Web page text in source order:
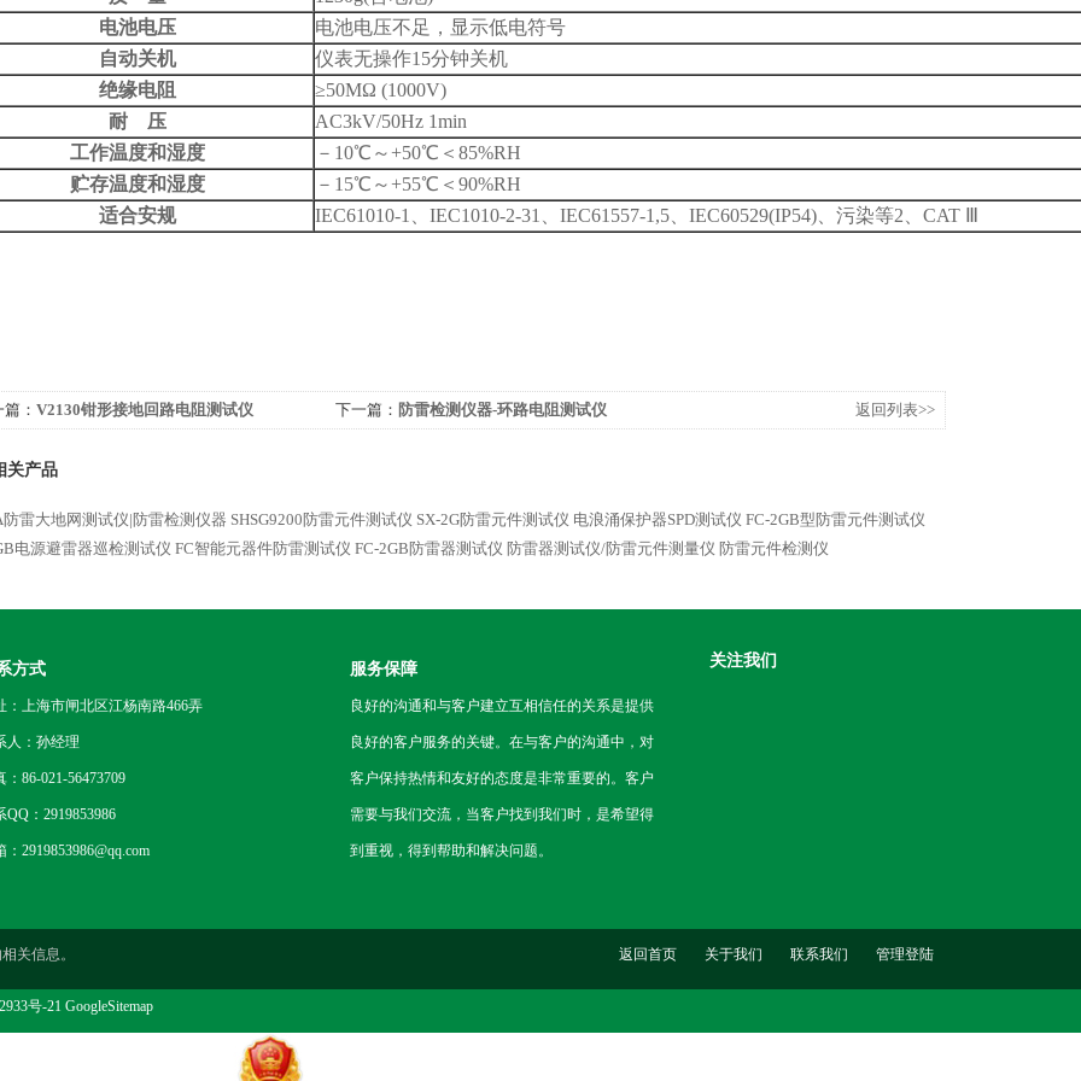
电池电压
电池电压不足，显示低电符号
自动关机
仪表无操作15分钟关机
绝缘电阻
≥50MΩ (1000V)
耐 压
AC3kV/50Hz 1min
工作温度和湿度
－10℃～+50℃＜85%RH
贮存温度和湿度
－15℃～+55℃＜90%RH
适合安规
IEC61010-1、IEC1010-2-31、IEC61557-1,5、IEC60529(IP54)、污染等2、CAT Ⅲ
： V2130钳形接地回路电阻测试仪 下一篇： 防雷检测仪器-环路电阻测试仪 返回列表>>
关产品
防雷大地网测试仪|防雷检测仪器 SHSG9200防雷元件测试仪 SX-2G防雷元件测试仪 电浪涌保护器SPD测试仪 FC-2GB型防雷元件测试仪
电源避雷器巡检测试仪 FC智能元器件防雷测试仪 FC-2GB防雷器测试仪 防雷器测试仪/防雷元件测量仪 防雷元件检测仪
方式
：上海市闸北区江杨南路466弄
人：孙经理
：86-021-56473709
QQ：2919853986
：2919853986@qq.com
服务保障
良好的沟通和与客户建立互相信任的关系是提供
良好的客户服务的关键。在与客户的沟通中，对
客户保持热情和友好的态度是非常重要的。客户
需要与我们交流，当客户找到我们时，是希望得
到重视，得到帮助和解决问题。
关注我们
关信息。
号-21 GoogleSitemap
返回首页 关于我们 联系我们 管理登陆